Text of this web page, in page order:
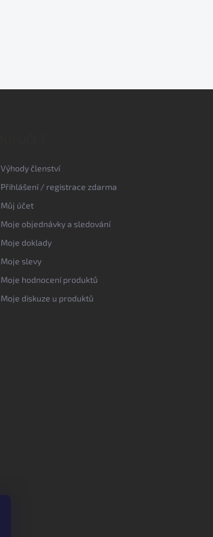
Výhody členství
Přihlášení/ registrace zdarma
Můj účet
Moje objednávky a sledování
Moje doklady
Moje slevy
Moje hodnocení produktů
Moje diskuze u produktů